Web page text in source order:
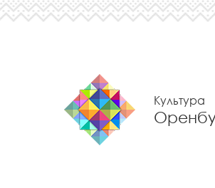
Культура